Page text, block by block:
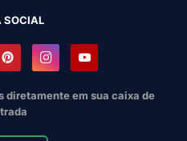
SOCIAL
diretamente em sua caixa de